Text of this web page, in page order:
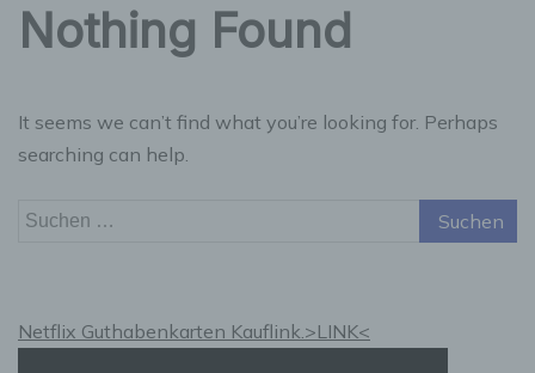
Nothing Found
It seems we can’t find what you’re looking for. Perhaps
searching can help.
Suchen
Netflix Guthabenkarten Kauflink.>LINK<